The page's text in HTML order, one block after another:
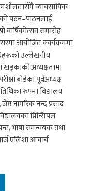
व्यावसायिक
पठन–पाठनलाई
समारोह
आयोजित कार्यक्रममा
उल्लेखनीय
खड्काको अध्यक्षतामा
बोर्डका पूर्वअध्यक्ष
रुपमा विद्यालय
नागरिक नन्द प्रसाद
प्रिन्सिपल
भाषा समन्वयक तथा
एलिशा आचार्य